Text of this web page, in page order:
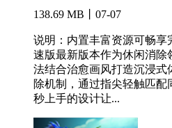
138.69 MB丨07-07
说明：内置丰富资源可畅享
速版最新版本作为休闲消
法结合治愈画风打造沉浸式
除机制，通过指尖轻触匹
秒上手的设计让...